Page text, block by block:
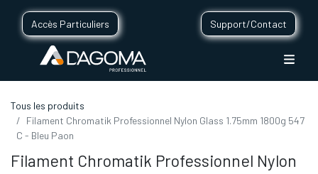
Accès Particuliers Support/Contact
Tous les produits
Filament Chromatik Professionnel Nylon Glass 1.75mm 1800g 547
C - Bleu Paon
Filament Chromatik Professionnel Nylon